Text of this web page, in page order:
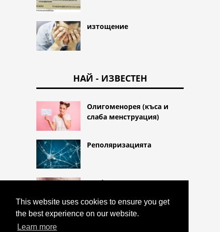
This website uses cookies to ensure you get
the best experience on our website.
Learn more
изтощение
НАЙ - ИЗВЕСТЕН
Олигоменорея (къса и
слаба менструация)
Реполяризацията
Блефарит (възпаление на